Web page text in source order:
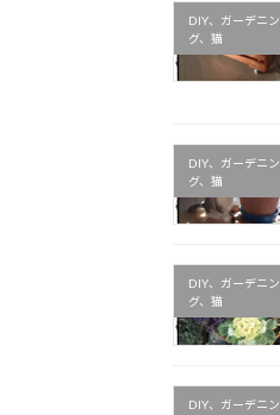
DIY、ガーデニン
グ、猫
DIY、ガーデニン
グ、猫
DIY、ガーデニン
グ、猫
DIY、ガーデニン